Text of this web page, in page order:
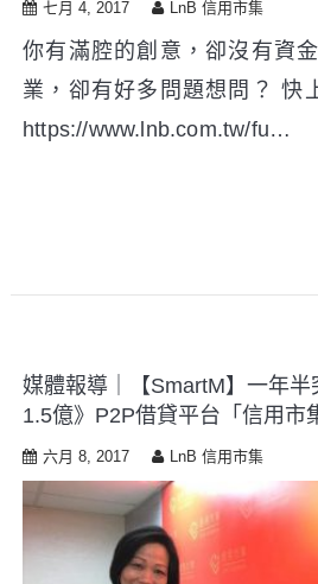
七月 4, 2017 LnB 信用市集
你有滿腔的創意，卻沒有資
業，卻有好多問題想問？ 快
https://www.lnb.com.tw/fu…
媒體報導｜【SmartM】一年
1.5億》P2P借貸平台「信用市
六月 8, 2017 LnB 信用市集